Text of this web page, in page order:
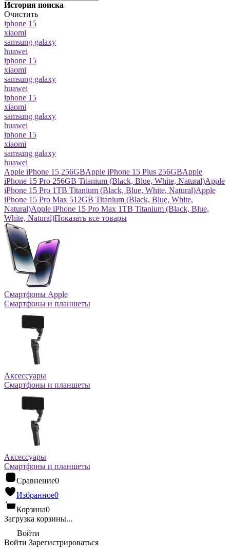
История поиска
Очистить
iphone 15
xiaomi
samsung galaxy
huawei
iphone 15
xiaomi
samsung galaxy
huawei
iphone 15
xiaomi
samsung galaxy
huawei
iphone 15
xiaomi
samsung galaxy
huawei
Apple iPhone 15 256GBApple iPhone 15 Plus 256GBApple
iPhone 15 Pro 256GB Titanium (Black, Blue, White, Natural)Apple
iPhone 15 Pro 1TB Titanium (Black, Blue, White, Natural)Apple
iPhone 15 Pro Max 512GB Titanium (Black, Blue, White,
Natural)Apple iPhone 15 Pro Max 1TB Titanium (Black, Blue,
White, Natural)Показать все товары
Смартфоны Apple
Смартфоны и планшеты
Аксессуары
Смартфоны и планшеты
Аксессуары
Смартфоны и планшеты
Сравнение0
Избранное0
Корзина0
Загрузка корзины...
Войти
Войти Зарегистрироваться